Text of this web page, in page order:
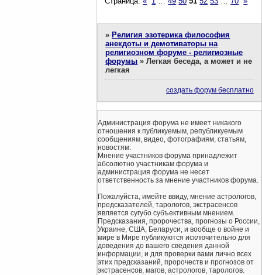
»Религия эзотерика философия
анекдоты и демотиваторы на
религиозном форуме - религиозные
форумы »Легкая беседа, а может и не
легкая
создать форум бесплатно
Администрация форума не имеет никакого
отношения к публикуемым, републикуемым
сообщениям, видео, фотографиям, статьям,
новостям.
Мнение участников форума принадлежит
абсолютно участникам форума и
администрация форума не несет
ответственность за мнение участников форума.
Пожалуйста, имейте ввиду, мнение астрологов,
предсказателей, тарологов, экстрасенсов
является сугубо субъективным мнением.
Предсказания, пророчества, прогнозы о России,
Украине, США, Беларуси, и вообще о войне и
мире в Мире публикуются исключительно для
доведения до вашего сведения данной
информации, и для проверки вами лично всех
этих предсказаний, пророчеств и прогнозов от
экстрасенсов, магов, астрологов, тарологов.